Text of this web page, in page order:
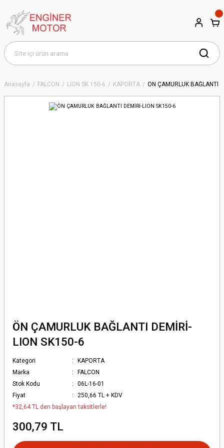
Anasayfa FALCON LION SK 150-6 KAPORTA ÖN ÇAMURLUK BAĞLANTI
ÖN ÇAMURLUK BAĞLANTI DEMİRİ-
LION SK150-6
Kategori
KAPORTA
Marka
FALCON
Stok Kodu
06L-16-01
Fiyat
250,66 TL + KDV
*32,64 TL den başlayan taksitlerle!
300,79 TL